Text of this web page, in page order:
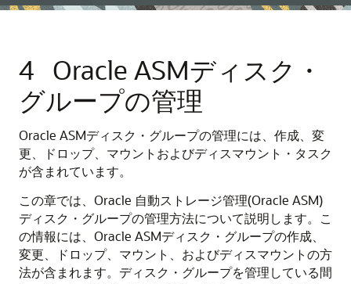
4 Oracle ASMディスク・
グループの管理
Oracle ASMディスク・グループの管理には、作成、変
更、ドロップ、マウントおよびディスマウント・タスク
が含まれています。
この章では、Oracle 自動ストレージ管理(Oracle ASM)
ディスク・グループの管理方法について説明します。こ
の情報には、Oracle ASMディスク・グループの作成、
変更、ドロップ、マウント、およびディスマウントの方
法が含まれます。ディスク・グループを管理している間